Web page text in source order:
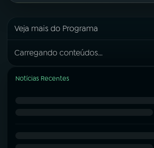
Veja mais do Programa
Carregando conteúdos...
Notícias Recentes